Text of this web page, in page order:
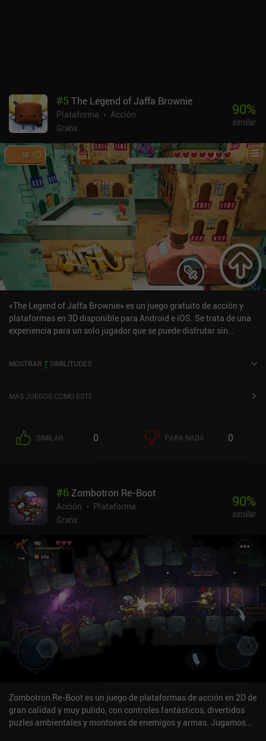
#5 The Legend of Jaffa Brownie
Plataforma
Acción
Gratis
90%
similar
«The Legend of Jaffa Brownie» es un juego gratuito de acción y
plataformas en 3D disponible para Android e iOS. Se trata de una
experiencia para un solo jugador que se puede disfrutar sin
Brownie» se lanzó en marzo de 2024 y tiene actualmente una
App Store de iOS.
MOSTRAR 7 SIMILITUDES
MÁS JUEGOS COMO ESTE
SIMILAR 0 PARA NADA 0
#6 Zombotron Re-Boot
Acción
Plataforma
Gratis
90%
similar
Zombotron Re-Boot es un juego de plataformas de acción en 2D de
gran calidad y muy pulido, con controles fantásticos, divertidos
puzles ambientales y montones de enemigos y armas. Jugamos